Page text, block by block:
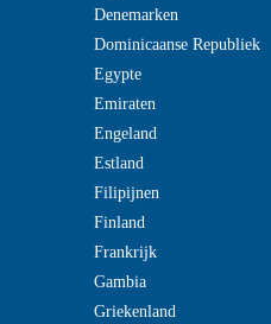
Denemarken
Dominicaanse Republiek
Egypte
Emiraten
Engeland
Estland
Filipijnen
Finland
Frankrijk
Gambia
Griekenland